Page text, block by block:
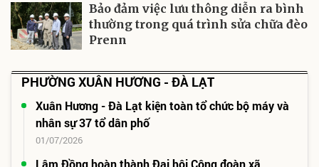
Bảo đảm việc lưu thông diễn ra bình
thường trong quá trình sửa chữa đèo
Prenn
PHƯỜNG XUÂN HƯƠNG - ĐÀ LẠT
Xuân Hương - Đà Lạt kiện toàn tổ chức bộ máy và
nhân sự 37 tổ dân phố
01/07/2026
Lâm Đồng hoàn thành Đại hội Công đoàn xã,